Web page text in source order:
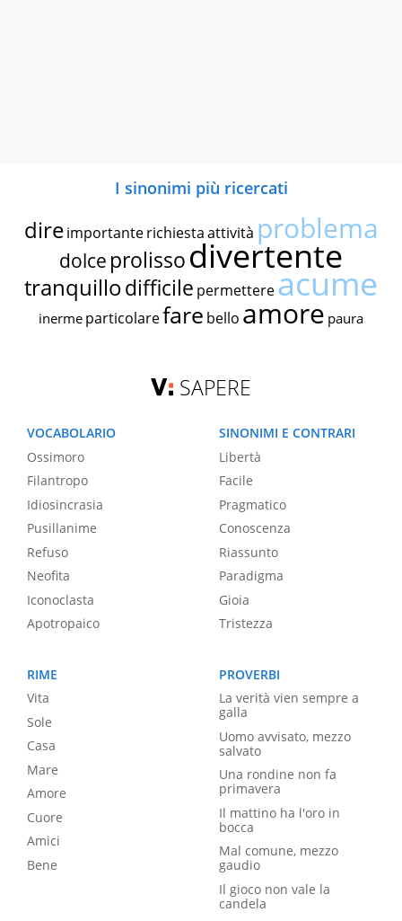
I sinonimi più ricercati
dire importante richiestaattività problema
dolce prolissodivertente
tranquillodifficile permettereacume
inerme particolarefare bello amore paura
SAPERE
VOCABOLARIO
Ossimoro
Filantropo
Idiosincrasia
Pusillanime
Refuso
Neofita
Iconoclasta
Apotropaico
SINONIMI E CONTRARI
Libertà
Facile
Pragmatico
Conoscenza
Riassunto
Paradigma
Gioia
Tristezza
RIME
Vita
Sole
Casa
Mare
Amore
Cuore
Amici
Bene
PROVERBI
La verità vien sempre a
galla
Uomo avvisato, mezzo
salvato
Una rondine non fa
primavera
Il mattino ha l'oro in
bocca
Mal comune, mezzo
gaudio
Il gioco non vale la
candela